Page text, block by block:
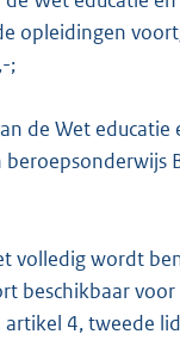
opleidingen
;
de Wet educatie
volledig wordt
beschikbaar voor
4, tweede